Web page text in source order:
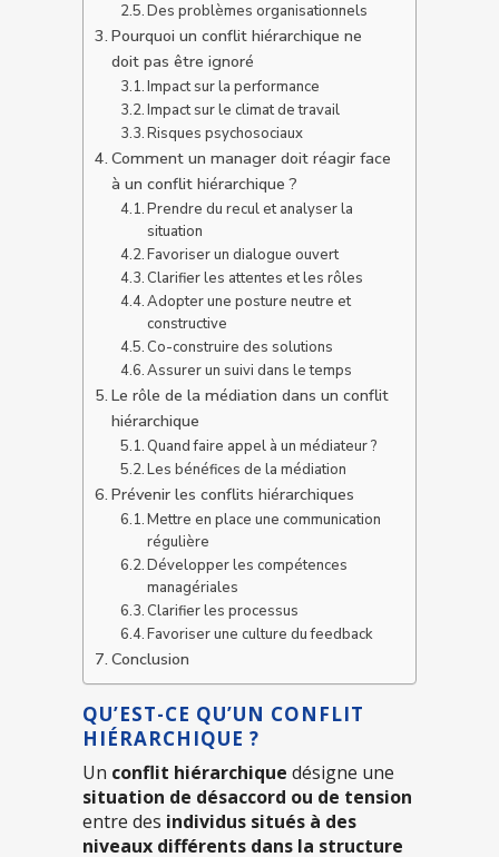
Des problèmes organisationnels
Pourquoi un conflit hiérarchique ne
doit pas être ignoré
Impact sur la performance
Impact sur le climat de travail
Risques psychosociaux
Comment un manager doit réagir face
à un conflit hiérarchique ?
Prendre du recul et analyser la
situation
Favoriser un dialogue ouvert
Clarifier les attentes et les rôles
Adopter une posture neutre et
constructive
Co-construire des solutions
Assurer un suivi dans le temps
Le rôle de la médiation dans un conflit
hiérarchique
Quand faire appel à un médiateur ?
Les bénéfices de la médiation
Prévenir les conflits hiérarchiques
Mettre en place une communication
régulière
Développer les compétences
managériales
Clarifier les processus
Favoriser une culture du feedback
Conclusion
QU’EST-CE QU’UN CONFLIT
HIÉRARCHIQUE ?
Un conflit hiérarchique désigne une
situation de désaccord ou de tension
entre des individus situés à des
niveaux différents dans la structure